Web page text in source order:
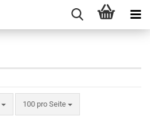
100 pro Seite
pro Seite